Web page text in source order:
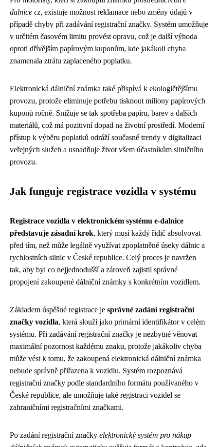
dalnice cz, existuje možnost reklamace nebo změny údajů v
případě chyby při zadávání registrační značky. Systém umožňuje
v určitém časovém limitu provést opravu, což je další výhoda
oproti dřívějším papírovým kuponům, kde jakákoli chyba
znamenala ztrátu zaplaceného poplatku.
Elektronická dálniční známka také přispívá k ekologičtějšímu
provozu, protože eliminuje potřebu tisknout miliony papírových
kuponů ročně. Snižuje se tak spotřeba papíru, barev a dalších
materiálů, což má pozitivní dopad na životní prostředí. Moderní
přístup k výběru poplatků odráží současné trendy v digitalizaci
veřejných služeb a usnadňuje život všem účastníkům silničního
provozu.
Jak funguje registrace vozidla v systému
Registrace vozidla v elektronickém systému e-dalnice
představuje zásadní krok, který musí každý řidič absolvovat
před tím, než může legálně využívat zpoplatněné úseky dálnic a
rychlostních silnic v České republice. Celý proces je navržen
tak, aby byl co nejjednodušší a zároveň zajistil správné
propojení zakoupené dálniční známky s konkrétním vozidlem.
Základem úspěšné registrace je správné zadání registrační
značky vozidla, která slouží jako primární identifikátor v celém
systému. Při zadávání registrační značky je nezbytné věnovat
maximální pozornost každému znaku, protože jakákoliv chyba
může vést k tomu, že zakoupená elektronická dálniční známka
nebude správně přiřazena k vozidlu. Systém rozpoznává
registrační značky podle standardního formátu používaného v
České republice, ale umožňuje také registraci vozidel se
zahraničními registračními značkami.
Po zadání registrační značky elektronický systém pro nákup